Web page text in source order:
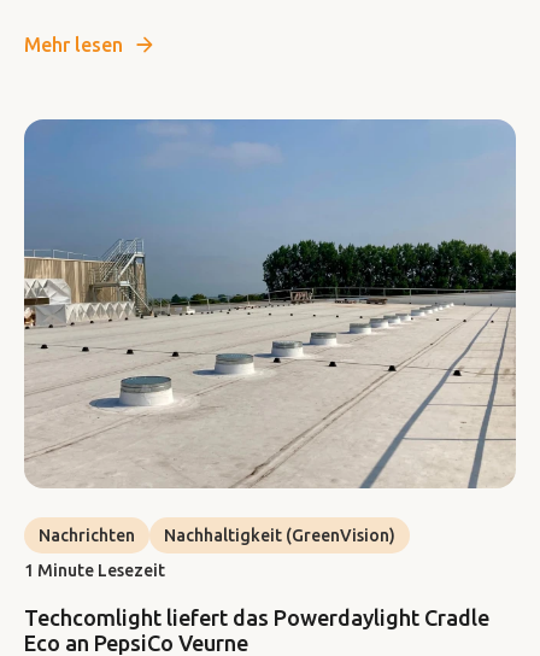
Mehr lesen
Nachrichten
Nachhaltigkeit (GreenVision)
1 Minute Lesezeit
Techcomlight liefert das Powerdaylight Cradle
Eco an PepsiCo Veurne